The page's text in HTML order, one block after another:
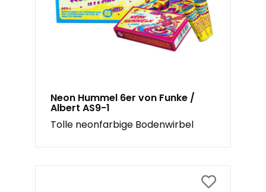
Neon Hummel 6er von Funke /
Albert AS9-1
Tolle neonfarbige Bodenwirbel